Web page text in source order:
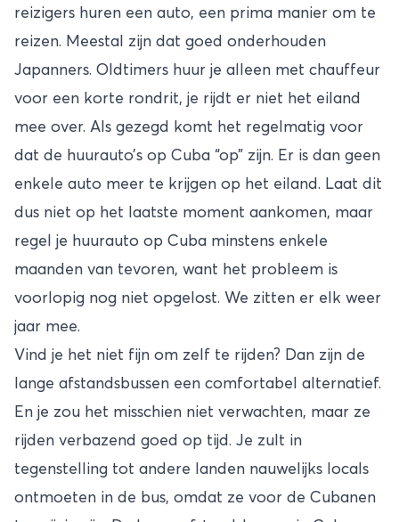
reizigers huren een auto, een prima manier om te
reizen. Meestal zijn dat goed onderhouden
Japanners. Oldtimers huur je alleen met chauffeur
voor een korte rondrit, je rijdt er niet het eiland
mee over. Als gezegd komt het regelmatig voor
dat de huurauto’s op Cuba “op” zijn. Er is dan geen
enkele auto meer te krijgen op het eiland. Laat dit
dus niet op het laatste moment aankomen, maar
regel je huurauto op Cuba minstens enkele
maanden van tevoren, want het probleem is
voorlopig nog niet opgelost. We zitten er elk weer
jaar mee.
Vind je het niet fijn om zelf te rijden? Dan zijn de
lange afstandsbussen een comfortabel alternatief.
En je zou het misschien niet verwachten, maar ze
rijden verbazend goed op tijd. Je zult in
tegenstelling tot andere landen nauwelijks locals
ontmoeten in de bus, omdat ze voor de Cubanen